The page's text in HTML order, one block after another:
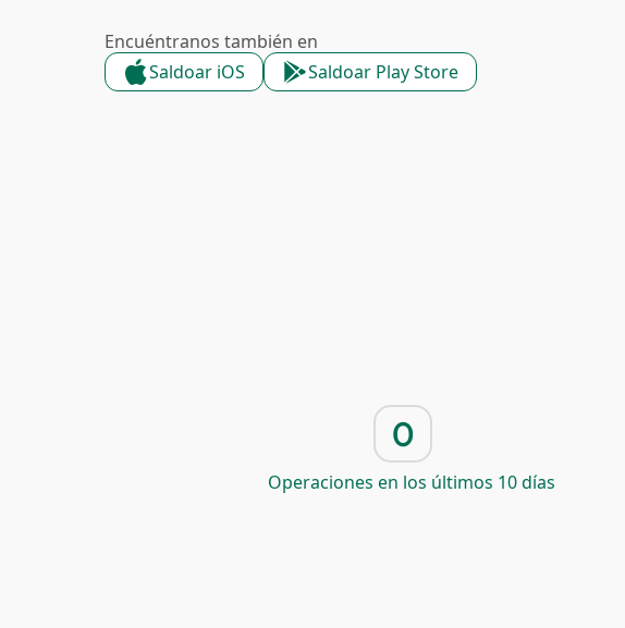
Encuéntranos también en
Saldoar iOS
Saldoar Play Store
0
Operaciones en los últimos 10 días